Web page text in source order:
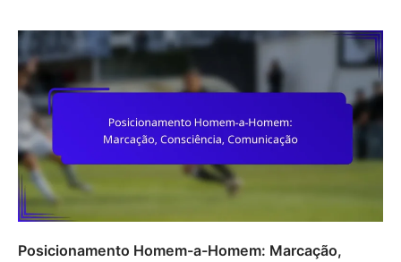
Posicionamento Homem-a-Homem: Marcação,